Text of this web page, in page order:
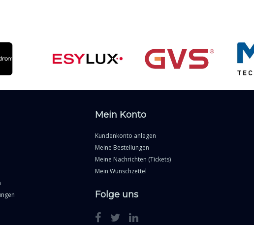
Mein Konto
Kundenkonto anlegen
Meine Bestellungen
Meine Nachrichten (Tickets)
Mein Wunschzettel
Folge uns